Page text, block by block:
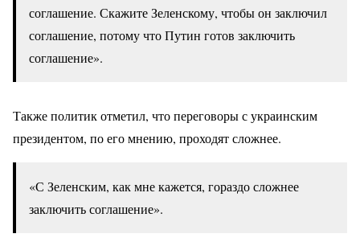
соглашение. Скажите Зеленскому, чтобы он заключил
соглашение, потому что Путин готов заключить
соглашение».
Также политик отметил, что переговоры с украинским
президентом, по его мнению, проходят сложнее.
«С Зеленским, как мне кажется, гораздо сложнее
заключить соглашение».